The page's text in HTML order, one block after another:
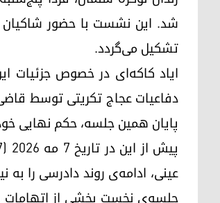
شد. این نشست با حضور شاکیان
تشکیل می‌گردد.
ایاد کاکە‌ای در خصوص جزئیات
دفاعیات عجاج تکریتی توسط
پایان همین جلسه، حکم نهایی
عینی، ادامه‌ی روند دادرسی را